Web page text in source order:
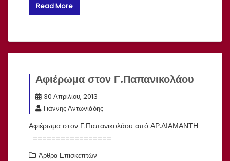
Read More
Αφιέρωμα στον Γ.Παπανικολάου
30 Απριλίου, 2013
Γιάννης Αντωνιάδης
Αφιέρωμα στον Γ.Παπανικολάου από ΑΡ.ΔΙΑΜΑΝΤΗ
=================
Άρθρα Επισκεπτών